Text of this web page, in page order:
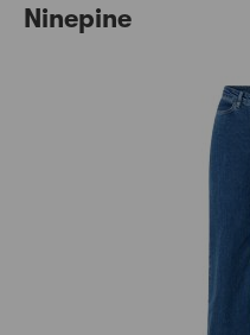
Ninepine